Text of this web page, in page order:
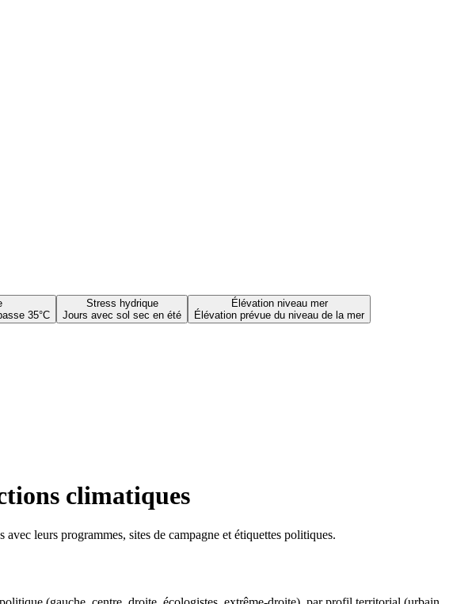
35°C
Stress hydrique
Jours avec sol sec en été
Élévation niveau mer
Élévation prévue du niveau de la mer
climatiques
leurs programmes, sites de campagne et étiquettes politiques.